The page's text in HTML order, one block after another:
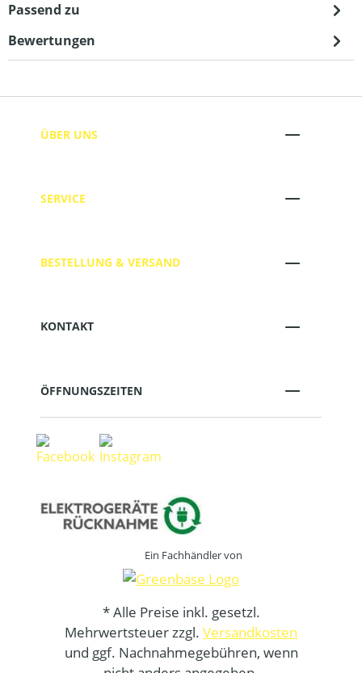
Passend zu
Bewertungen
ÜBER UNS
SERVICE
BESTELLUNG & VERSAND
KONTAKT
ÖFFNUNGSZEITEN
Ein Fachhändler von
* Alle Preise inkl. gesetzl.
Mehrwertsteuer zzgl. Versandkosten
und ggf. Nachnahmegebühren, wenn